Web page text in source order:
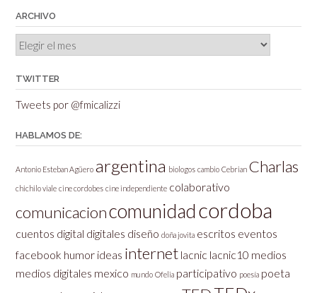
ARCHIVO
Archivo
TWITTER
Tweets por @fmicalizzi
HABLAMOS DE:
Antonio Esteban Agüero argentina biologos cambio Cebrian Charlas
chichilo viale cine cordobes cine independiente colaborativo
comunicacioncomunidadcordoba
cuentos digital digitales diseño doña jovita escritos eventos
facebook humor ideas internet lacnic lacnic10 medios
medios digitales mexico mundo Ofelia participativo poesía poeta